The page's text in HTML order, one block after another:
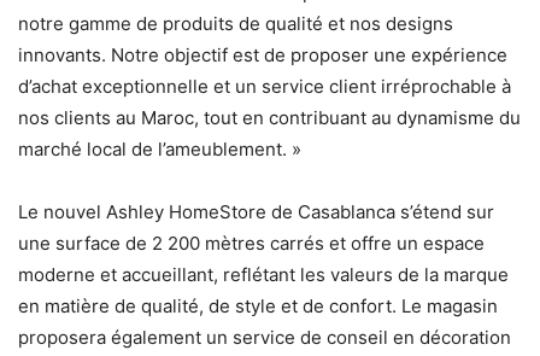
notre gamme de produits de qualité et nos designs
innovants. Notre objectif est de proposer une expérience
d’achat exceptionnelle et un service client irréprochable à
nos clients au Maroc, tout en contribuant au dynamisme du
marché local de l’ameublement. »
Le nouvel Ashley HomeStore de Casablanca s’étend sur
une surface de 2 200 mètres carrés et offre un espace
moderne et accueillant, reflétant les valeurs de la marque
en matière de qualité, de style et de confort. Le magasin
proposera également un service de conseil en décoration